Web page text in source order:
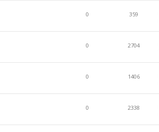
0 359
0 2704
0 1406
0 2338